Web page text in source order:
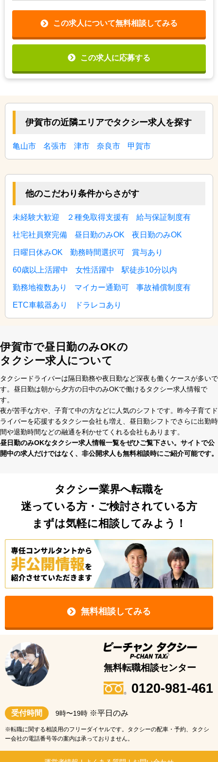
この求人について無料相談してみる
この求人に応募する
伊賀市の近隣エリアでタクシー求人を探す
亀山市 名張市 津市 奈良市 甲賀市
他のこだわり条件からさがす
未経験大歓迎 ２種免取得支援有 給与保証制度有
社宅社員寮完備 昼日勤のみOK 夜日勤のみOK
日曜日休みOK 勤務時間選択可 賞与あり
60歳以上活躍中 女性活躍中 駅徒歩10分以内
勤務地複数あり マイカー通勤可 事故補償制度有
ETC車載器あり ドラレコあり
伊賀市で昼日勤のみOKの
タクシー求人について
タクシードライバーは隔⽇勤務や夜⽇勤など深夜も働くケースが多いで
す。昼⽇勤は朝から⼣⽅の⽇中のみOKで働けるタクシー求⼈情報で
す。
夜が苦⼿な⽅や、⼦育て中の⽅などに⼈気のシフトです。昨今⼦育てド
ライバーを応援するタクシー会社も増え、昼⽇勤シフトでさらに出勤時
間や退勤時間などの融通を利かせてくれる会社もあります。
昼⽇勤のみOKなタクシー求⼈情報⼀覧をぜひご覧下さい。サイトで公
開中の求⼈だけではなく、⾮公開求⼈も無料相談時にご紹介可能です。
タクシー業界へ転職を
迷っている方・ご検討されている方
まずは気軽に相談してみよう！
無料相談してみる
無料転職相談センター
0120-981-461
受付時間 9時〜19時 ※平日のみ
※転職に関する相談用のフリーダイヤルです。タクシーの配車・予約、タクシ
ー会社の電話番号等の案内は承っておりません。